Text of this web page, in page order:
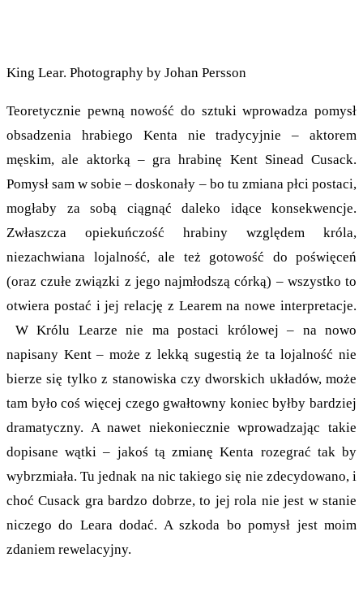
King Lear. Photography by Johan Persson
Teoretycznie pewną nowość do sztuki wprowadza pomysł
obsadzenia hrabiego Kenta nie tradycyjnie – aktorem
męskim, ale aktorką – gra hrabinę Kent Sinead Cusack.
Pomysł sam w sobie – doskonały – bo tu zmiana płci postaci,
mogłaby za sobą ciągnąć daleko idące konsekwencje.
Zwłaszcza opiekuńczość hrabiny względem króla,
niezachwiana lojalność, ale też gotowość do poświęceń
(oraz czułe związki z jego najmłodszą córką) – wszystko to
otwiera postać i jej relację z Learem na nowe interpretacje.
W Królu Learze nie ma postaci królowej – na nowo
napisany Kent – może z lekką sugestią że ta lojalność nie
bierze się tylko z stanowiska czy dworskich układów, może
tam było coś więcej czego gwałtowny koniec byłby bardziej
dramatyczny. A nawet niekoniecznie wprowadzając takie
dopisane wątki – jakoś tą zmianę Kenta rozegrać tak by
wybrzmiała. Tu jednak na nic takiego się nie zdecydowano, i
choć Cusack gra bardzo dobrze, to jej rola nie jest w stanie
niczego do Leara dodać. A szkoda bo pomysł jest moim
zdaniem rewelacyjny.